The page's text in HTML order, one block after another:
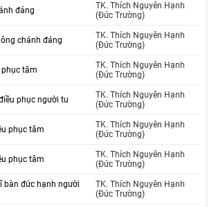
đáng
TK. Thích Nguyên Hạnh
(Đức Trường)
chánh đáng
TK. Thích Nguyên Hạnh
(Đức Trường)
tâm
TK. Thích Nguyên Hạnh
(Đức Trường)
phục người tu
TK. Thích Nguyên Hạnh
(Đức Trường)
phục tâm
TK. Thích Nguyên Hạnh
(Đức Trường)
phục tâm
TK. Thích Nguyên Hạnh
(Đức Trường)
bàn đức hạnh người
TK. Thích Nguyên Hạnh
(Đức Trường)